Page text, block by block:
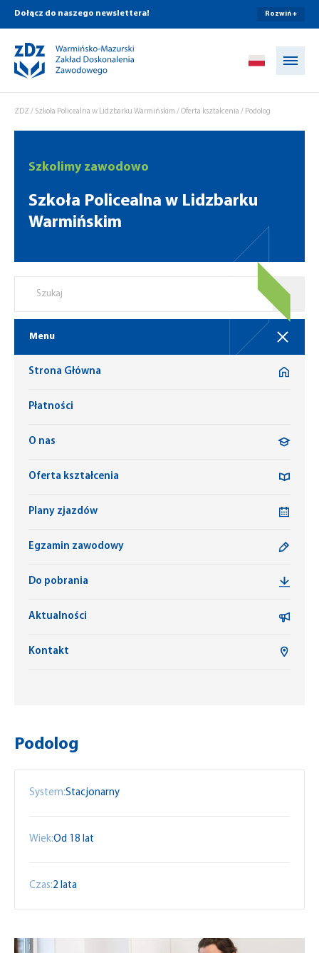
Dołącz do naszego newslettera! Rozwiń +
ZDZ/ Szkoła Policealna w Lidzbarku Warmińskim / Oferta kształcenia / Podolog
Szkolimy zawodowo
Szkoła Policealna w Lidzbarku
Warmińskim
Menu
Strona Główna
Płatności
O nas
Oferta kształcenia
Plany zjazdów
Egzamin zawodowy
Do pobrania
Aktualności
Kontakt
Podolog
System:Stacjonarny
Wiek:Od 18 lat
Czas:2 lata